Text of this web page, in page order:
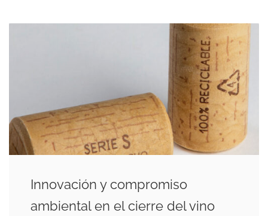
Innovación y compromiso
ambiental en el cierre del vino